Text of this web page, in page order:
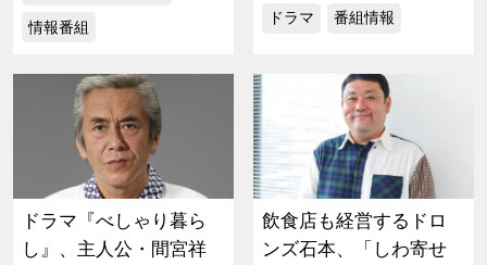
情報番組
ドラマ 番組情報
ドラマ『べしゃり暮ら
し』、主人公・間宮祥
飲食店も経営するドロ
ンズ石本、「しわ寄せ